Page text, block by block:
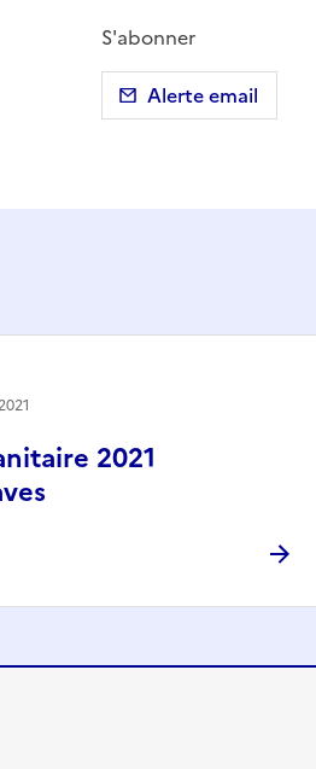
Twitter)
dans le presse-papier
S'abonner
Alerte email
2021